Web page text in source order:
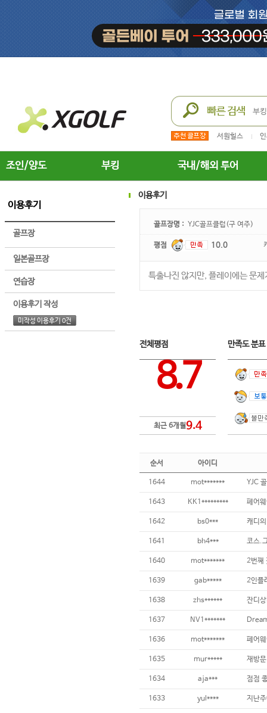
서원힐스
조인/양도 부킹 국내/해외 투어
이용후기
골프장
일본골프장
연습장
이용후기 작성
미작성 이용후기 0건
이용후기
골프장명 : YJC골프클럽(구 여주)
평점 10.0
특출나진 않지만, 플레이에는 문
전체평점
8.7
최근 6개월9.4
만족도 분
순서 아이디
1644 mot******* YJC
1643 KK1********* 페어
1642 bs0***
1641 bh4***
1640 mot******* 2번째
1639 gab*****
1638 zhs******
1637 NV1*******
1636 mot*******
1635 mur*****
1634 aja*** 점점
1633 yul****